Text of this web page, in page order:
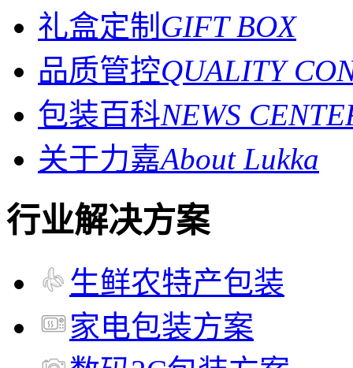
礼盒定制 GIFT BOX
品质管控QUALITY
包装百科NEWS
关于力嘉About Lukka
行业解决方案
生鲜农特产包装
家电包装方案